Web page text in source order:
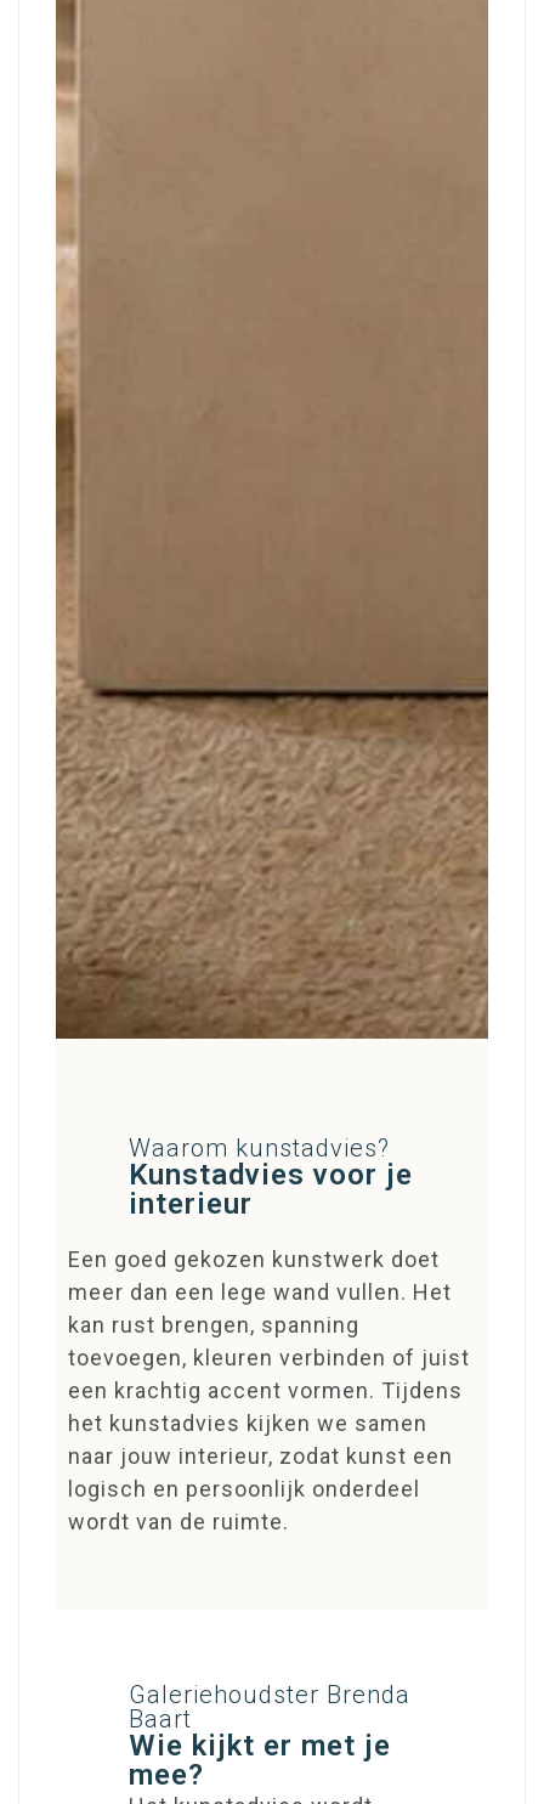
Waarom kunstadvies?
Kunstadvies voor je
interieur​
Een goed gekozen kunstwerk doet
meer dan een lege wand vullen. Het
kan rust brengen, spanning
toevoegen, kleuren verbinden of juist
een krachtig accent vormen. Tijdens
het kunstadvies kijken we samen
naar jouw interieur, zodat kunst een
logisch en persoonlijk onderdeel
wordt van de ruimte.
Galeriehoudster Brenda
Baart
Wie kijkt er met je
mee?